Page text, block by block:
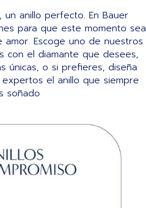
un anillo perfecto. En Bauer
para que este momento sea
Escoge uno de nuestros
con el diamante que desees,
únicas, o si prefieres, diseña
el anillo que siempre
soñado